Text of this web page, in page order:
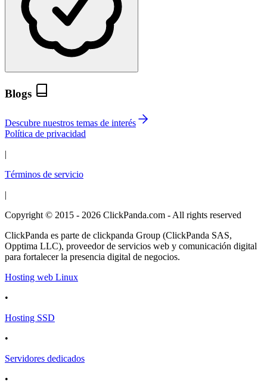
Blogs
Descubre nuestros temas de interés
Política de privacidad
|
Términos de servicio
|
Copyright © 2015 - 2026 ClickPanda.com - All rights reserved
ClickPanda es parte de clickpanda Group (ClickPanda SAS,
Opptima LLC), proveedor de servicios web y comunicación digital
para fortalecer la presencia digital de negocios.
Hosting web Linux
•
Hosting SSD
•
Servidores dedicados
•